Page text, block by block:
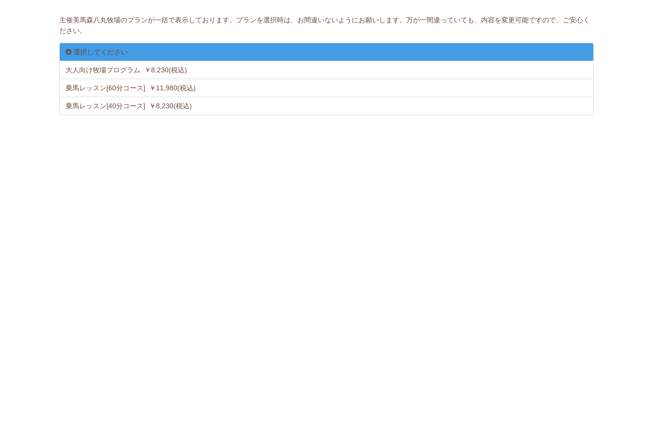
主催美馬森八丸牧場のプランが一括で表示しております。プランを選択時は、お間違いないようにお願いします。万が一間違っていても、内容を変更可能ですので、ご安心く
ださい。
選択してください
大人向け牧場プログラム ￥8,230(税込)
乗馬レッスン[60分コース] ￥11,980(税込)
乗馬レッスン[40分コース] ￥8,230(税込)